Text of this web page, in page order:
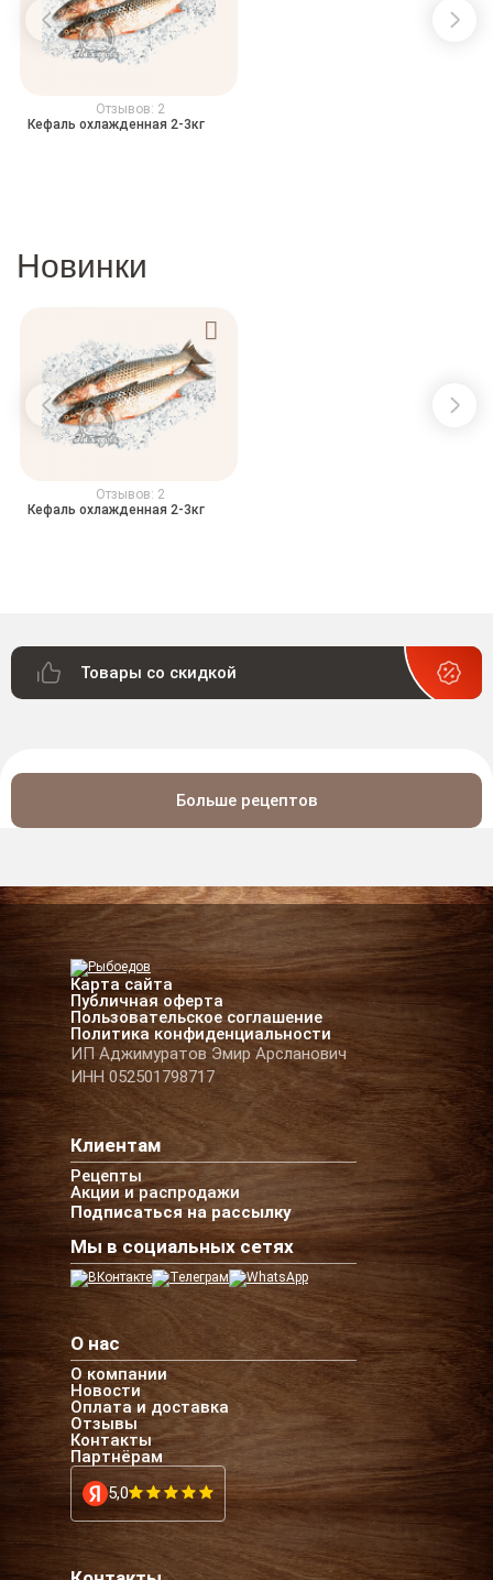
Отзывов: 2
Кефаль охлажденная 2-3кг
Новинки
Отзывов: 2
Кефаль охлажденная 2-3кг
Товары со скидкой
Больше рецептов
Карта сайта
Публичная оферта
Пользовательское соглашение
Политика конфиденциальности
ИП Аджимуратов Эмир Арсланович
ИНН 052501798717
Клиентам
Рецепты
Акции и распродажи
Подписаться на рассылку
Мы в социальных сетях
О нас
О компании
Новости
Оплата и доставка
Отзывы
Контакты
Партнёрам
5,0